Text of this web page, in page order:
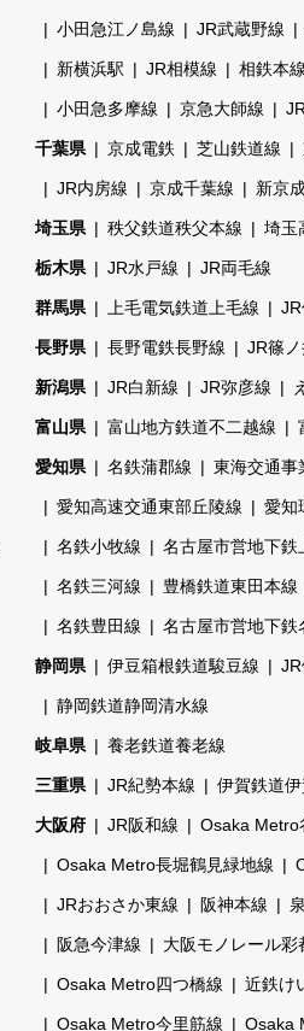
小田急江ノ島線 JR武蔵野線
新横浜駅 JR相模線 相鉄本線
小田急多摩線 京急大師線
千葉県 京成電鉄 芝山鉄道線
JR内房線 京成千葉線 新京
埼玉県 秩父鉄道秩父本線 埼玉
栃木県 JR水戸線 JR両毛線
群馬県 上毛電気鉄道上毛線
長野県 長野電鉄長野線 JR篠
新潟県 JR白新線 JR弥彦線
富山県 富山地方鉄道不二越線
愛知県 名鉄蒲郡線 東海交通事
愛知高速交通東部丘陵線 愛知
名鉄小牧線 名古屋市営地下鉄
名鉄三河線 豊橋鉄道東田本線
名鉄豊田線 名古屋市営地下鉄
静岡県 伊豆箱根鉄道駿豆線
静岡鉄道静岡清水線
岐阜県 養老鉄道養老線
三重県 JR紀勢本線 伊賀鉄道
大阪府 JR阪和線 Osaka Metro
Osaka Metro長堀鶴見緑地線
JRおおさか東線 阪神本線
阪急今津線 大阪モノレール彩
Osaka Metro四つ橋線 近鉄け
Osaka Metro今里筋線 Osaka